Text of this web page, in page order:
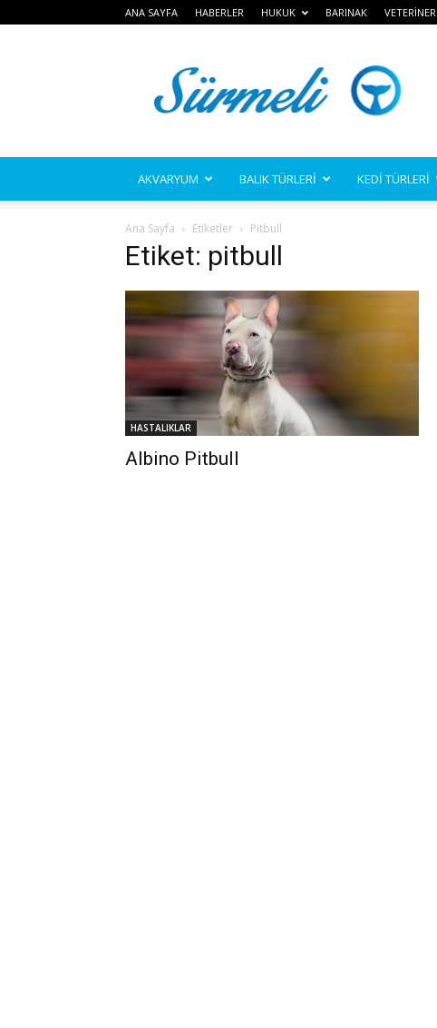
ANA SAYFA HABERLER HUKUK BARINAK VETERİNER
AKVARYUM BALIK TÜRLERİ KEDİ TÜRLERİ
Ana Sayfa Etiketler Pitbull
Etiket: pitbull
HASTALIKLAR
Albino Pitbull